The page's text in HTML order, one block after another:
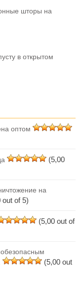
шторы на
в открытом
оптом
(5,00
на
out of 5)
(5,00 out of
(5,00 out